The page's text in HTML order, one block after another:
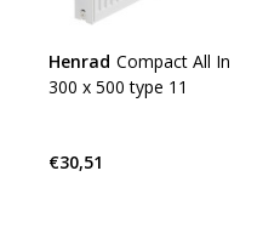
Henrad Compact All In
300 x 500 type 11
€30,51